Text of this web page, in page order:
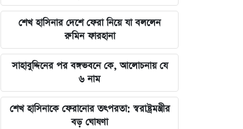
শেখ হাসিনার দেশে ফেরা নিয়ে যা বললেন
রুমিন ফারহানা
সাহাবুদ্দিনের পর বঙ্গভবনে কে, আলোচনায় যে
৬ নাম
শেখ হাসিনাকে ফেরানোর তৎপরতা: স্বরাষ্ট্রমন্ত্রীর
বড় ঘোষণা